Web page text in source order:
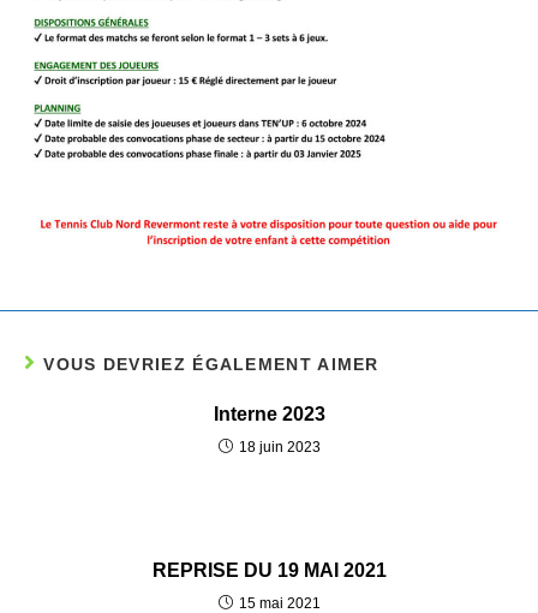
VOUS DEVRIEZ ÉGALEMENT AIMER
Interne 2023
18 juin 2023
REPRISE DU 19 MAI 2021
15 mai 2021